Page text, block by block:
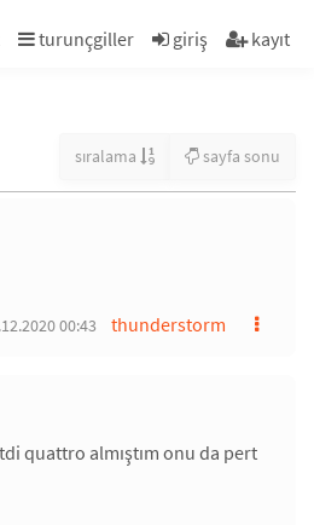
turunçgiller giriş kayıt
sıralama sayfa sonu
thunderstorm
00:43
quattro almıştım onu da pert